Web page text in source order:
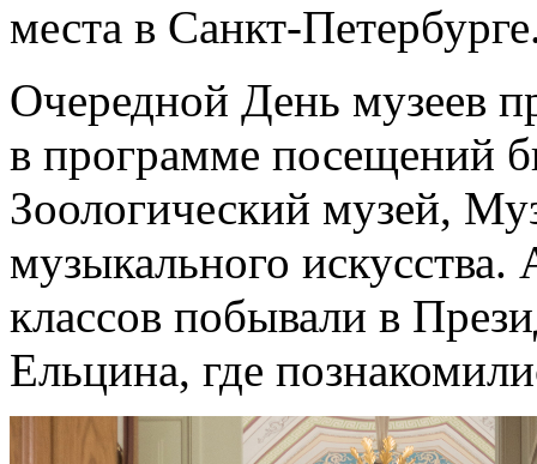
места в Санкт-
Очередной День музеев
в программе посещений
Зоологический музей,
музыкального
классов побывали в
Ельцина, где